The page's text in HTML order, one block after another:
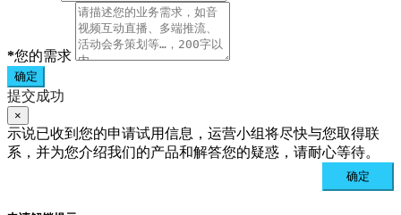
*您的需求
确定
提交成功
×
示说已收到您的申请试用信息，运营小组将尽快与您取得联
系，并为您介绍我们的产品和解答您的疑惑，请耐心等待。
确定